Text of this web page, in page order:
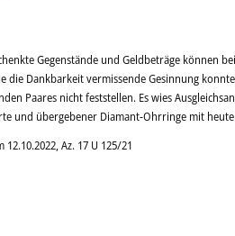
Gegenstände und Geldbeträge können
Dankbarkeit vermissende Gesinnung
Paares nicht feststellen. Es wies
und übergebener Diamant-Ohrringe mit
Az. 17 U 125/21